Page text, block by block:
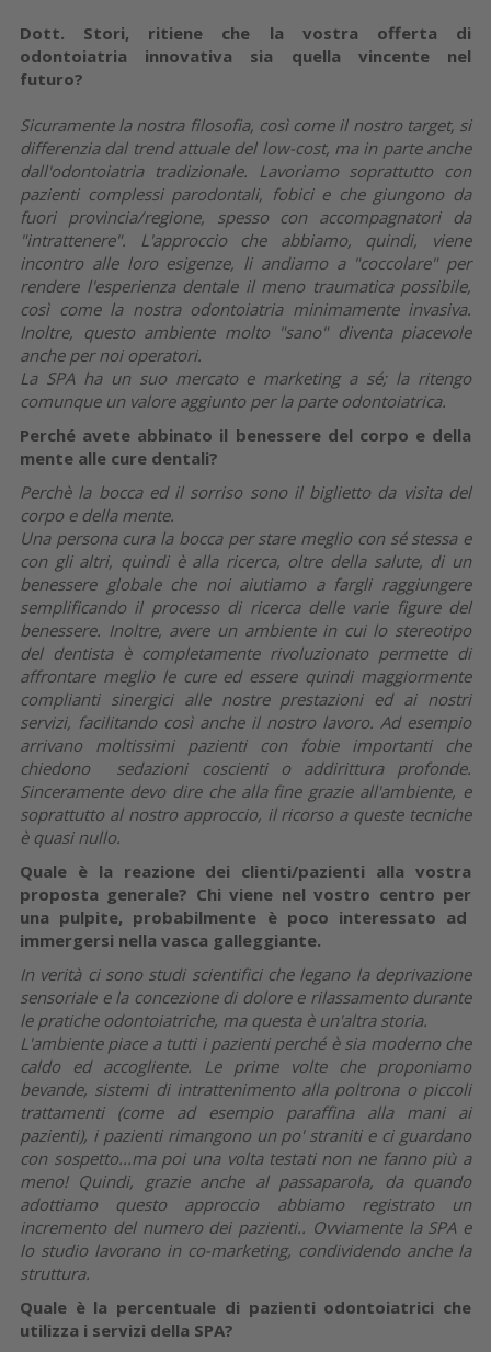
Dott. Stori, ritiene che la vostra offerta di
odontoiatria innovativa sia quella vincente nel
futuro?
Sicuramente la nostra filosofia, così come il nostro target, si
differenzia dal trend attuale del low-cost, ma in parte anche
dall'odontoiatria tradizionale. Lavoriamo soprattutto con
pazienti complessi parodontali, fobici e che giungono da
fuori provincia/regione, spesso con accompagnatori da
"intrattenere". L'approccio che abbiamo, quindi, viene
incontro alle loro esigenze, li andiamo a "coccolare" per
rendere l'esperienza dentale il meno traumatica possibile,
così come la nostra odontoiatria minimamente invasiva.
Inoltre, questo ambiente molto "sano" diventa piacevole
anche per noi operatori.
La SPA ha un suo mercato e marketing a sé; la ritengo
comunque un valore aggiunto per la parte odontoiatrica.
Perché avete abbinato il benessere del corpo e della
mente alle cure dentali?
Perchè la bocca ed il sorriso sono il biglietto da visita del
corpo e della mente.
Una persona cura la bocca per stare meglio con sé stessa e
con gli altri, quindi è alla ricerca, oltre della salute, di un
benessere globale che noi aiutiamo a fargli raggiungere
semplificando il processo di ricerca delle varie figure del
benessere. Inoltre, avere un ambiente in cui lo stereotipo
del dentista è completamente rivoluzionato permette di
affrontare meglio le cure ed essere quindi maggiormente
complianti sinergici alle nostre prestazioni ed ai nostri
servizi, facilitando così anche il nostro lavoro. Ad esempio
arrivano moltissimi pazienti con fobie importanti che
chiedono sedazioni coscienti o addirittura profonde.
Sinceramente devo dire che alla fine grazie all'ambiente, e
soprattutto al nostro approccio, il ricorso a queste tecniche
è quasi nullo.
Quale è la reazione dei clienti/pazienti alla vostra
proposta generale? Chi viene nel vostro centro per
una pulpite, probabilmente è poco interessato ad
immergersi nella vasca galleggiante.
In verità ci sono studi scientifici che legano la deprivazione
sensoriale e la concezione di dolore e rilassamento durante
le pratiche odontoiatriche, ma questa è un'altra storia.
L'ambiente piace a tutti i pazienti perché è sia moderno che
caldo ed accogliente. Le prime volte che proponiamo
bevande, sistemi di intrattenimento alla poltrona o piccoli
trattamenti (come ad esempio paraffina alla mani ai
pazienti), i pazienti rimangono un po' straniti e ci guardano
con sospetto...ma poi una volta testati non ne fanno più a
meno! Quindi, grazie anche al passaparola, da quando
adottiamo questo approccio abbiamo registrato un
incremento del numero dei pazienti.. Ovviamente la SPA e
lo studio lavorano in co-marketing, condividendo anche la
struttura.
Quale è la percentuale di pazienti odontoiatrici che
utilizza i servizi della SPA?